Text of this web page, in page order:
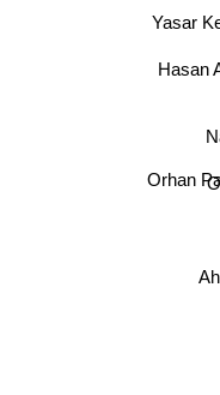
Hasan
Yasar
Orhan